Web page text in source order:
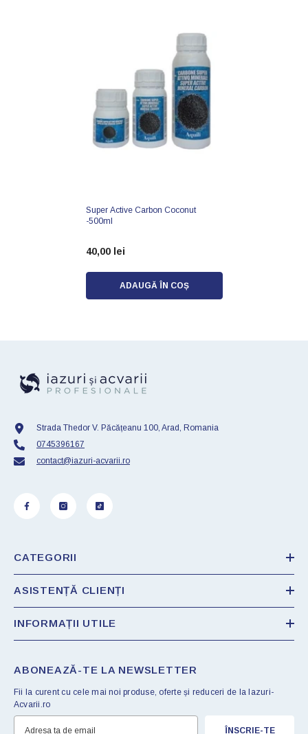
Super Active Carbon Coconut
-500ml
40,00 lei
ADAUGĂ ÎN COȘ
Strada Thedor V. Păcățeanu 100, Arad, Romania
0745396167
contact@iazuri-acvarii.ro
CATEGORII
ASISTENȚĂ CLIENȚI
INFORMAȚII UTILE
ABONEAZĂ-TE LA NEWSLETTER
Fii la curent cu cele mai noi produse, oferte și reduceri de la Iazuri-
Acvarii.ro
ÎNSCRIE-TE